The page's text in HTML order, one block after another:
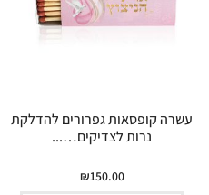
עשרה קופסאות גפרורים להדלקת
נרות לצדיקים…...
₪150.00